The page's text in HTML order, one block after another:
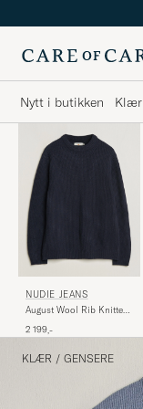
Nytt i butikken Klær
NUDIE JEANS
August Wool Rib Knitted
2 199,-
KLÆR / GENSERE